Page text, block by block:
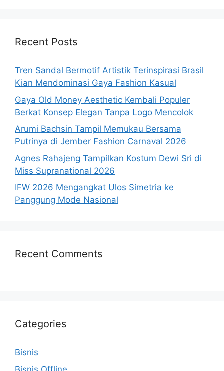
Recent Posts
Tren Sandal Bermotif Artistik Terinspirasi Brasil
Kian Mendominasi Gaya Fashion Kasual
Gaya Old Money Aesthetic Kembali Populer
Berkat Konsep Elegan Tanpa Logo Mencolok
Arumi Bachsin Tampil Memukau Bersama
Putrinya di Jember Fashion Carnaval 2026
Agnes Rahajeng Tampilkan Kostum Dewi Sri di
Miss Supranational 2026
IFW 2026 Mengangkat Ulos Simetria ke
Panggung Mode Nasional
Recent Comments
Categories
Bisnis